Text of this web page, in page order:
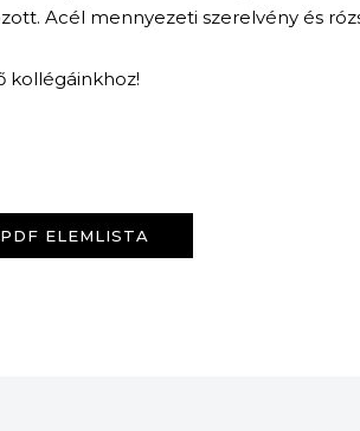
Acél mennyezeti szerelvény és
kollégáinkhoz!
PDF ELEMLISTA